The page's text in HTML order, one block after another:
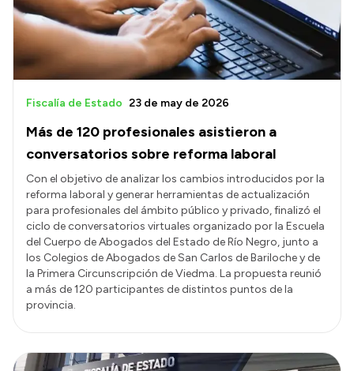
Más de 120 profesionales asistieron a
conversatorios sobre reforma laboral
Fiscalía de Estado 23 de may de 2026
Con el objetivo de analizar los cambios introducidos por la
reforma laboral y generar herramientas de actualización
para profesionales del ámbito público y privado, finalizó el
ciclo de conversatorios virtuales organizado por la Escuela
del Cuerpo de Abogados del Estado de Río Negro, junto a
los Colegios de Abogados de San Carlos de Bariloche y de
la Primera Circunscripción de Viedma. La propuesta reunió
a más de 120 participantes de distintos puntos de la
provincia.